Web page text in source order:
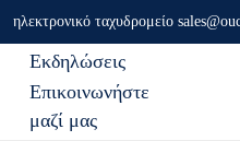
ηλεκτρονικό ταχυδρομείο
Εκδηλώσεις
Επικοινωνήστε
μαζί μας